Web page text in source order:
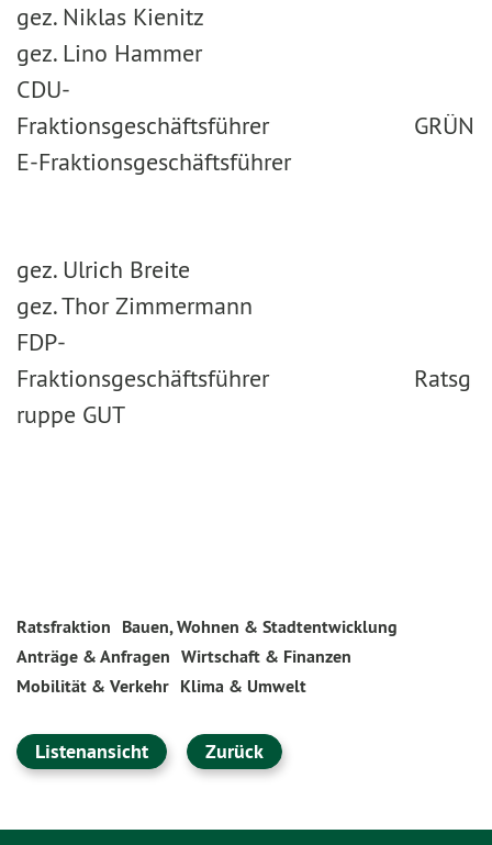
gez. Niklas Kienitz
gez. Lino Hammer
CDU-
Fraktionsgeschäftsführer GRÜN
E-Fraktionsgeschäftsführer
gez. Ulrich Breite
gez. Thor Zimmermann
FDP-
Fraktionsgeschäftsführer Ratsg
ruppe GUT
Ratsfraktion Bauen, Wohnen & Stadtentwicklung
Anträge & Anfragen Wirtschaft & Finanzen
Mobilität & Verkehr Klima & Umwelt
Listenansicht Zurück